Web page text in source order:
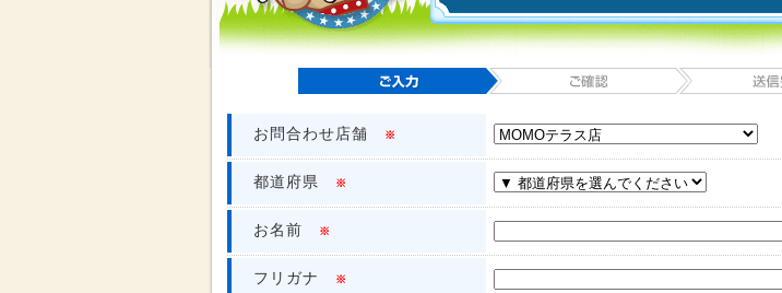
お問合わせ店舗 ※
都道府県 ※
お名前 ※
フリガナ ※